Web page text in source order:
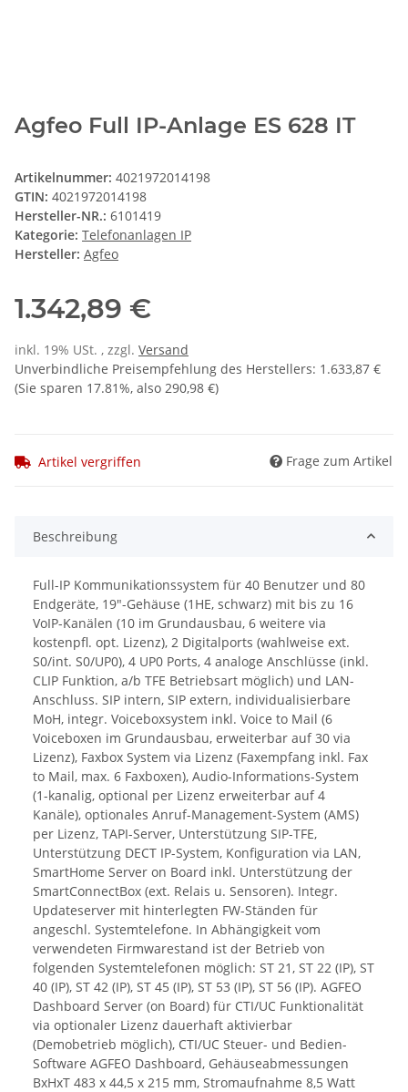
Agfeo Full IP-Anlage ES 628 IT
Artikelnummer: 4021972014198
GTIN: 4021972014198
Hersteller-NR.: 6101419
Kategorie: Telefonanlagen IP
Hersteller: Agfeo
1.342,89 €
inkl. 19% USt. , zzgl. Versand
Unverbindliche Preisempfehlung des Herstellers: 1.633,87 €
(Sie sparen 17.81%, also 290,98 €)
Artikel vergriffen Frage zum Artikel
Beschreibung
Full-IP Kommunikationssystem für 40 Benutzer und 80
Endgeräte, 19"-Gehäuse (1HE, schwarz) mit bis zu 16
VoIP-Kanälen (10 im Grundausbau, 6 weitere via
kostenpfl. opt. Lizenz), 2 Digitalports (wahlweise ext.
S0/int. S0/UP0), 4 UP0 Ports, 4 analoge Anschlüsse (inkl.
CLIP Funktion, a/b TFE Betriebsart möglich) und LAN-
Anschluss. SIP intern, SIP extern, individualisierbare
MoH, integr. Voiceboxsystem inkl. Voice to Mail (6
Voiceboxen im Grundausbau, erweiterbar auf 30 via
Lizenz), Faxbox System via Lizenz (Faxempfang inkl. Fax
to Mail, max. 6 Faxboxen), Audio-Informations-System
(1-kanalig, optional per Lizenz erweiterbar auf 4
Kanäle), optionales Anruf-Management-System (AMS)
per Lizenz, TAPI-Server, Unterstützung SIP-TFE,
Unterstützung DECT IP-System, Konfiguration via LAN,
SmartHome Server on Board inkl. Unterstützung der
SmartConnectBox (ext. Relais u. Sensoren). Integr.
Updateserver mit hinterlegten FW-Ständen für
angeschl. Systemtelefone. In Abhängigkeit vom
verwendeten Firmwarestand ist der Betrieb von
folgenden Systemtelefonen möglich: ST 21, ST 22 (IP), ST
40 (IP), ST 42 (IP), ST 45 (IP), ST 53 (IP), ST 56 (IP). AGFEO
Dashboard Server (on Board) für CTI/UC Funktionalität
via optionaler Lizenz dauerhaft aktivierbar
(Demobetrieb möglich), CTI/UC Steuer- und Bedien-
Software AGFEO Dashboard, Gehäuseabmessungen
BxHxT 483 x 44,5 x 215 mm, Stromaufnahme 8,5 Watt